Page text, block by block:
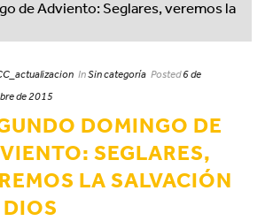
InSin categoría Posted 6 de
de 2015
DOMINGO DE
SEGLARES,
LA SALVACIÓN
DIOS